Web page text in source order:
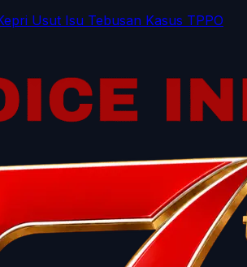
Usut Isu Tebusan Kasus TPPO